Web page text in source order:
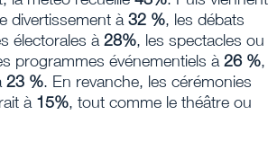
divertissement à 32 %, les débats
électorales à 28%, les spectacles ou
programmes événementiels à 26 %,
23 %. En revanche, les cérémonies
à 15%, tout comme le théâtre ou